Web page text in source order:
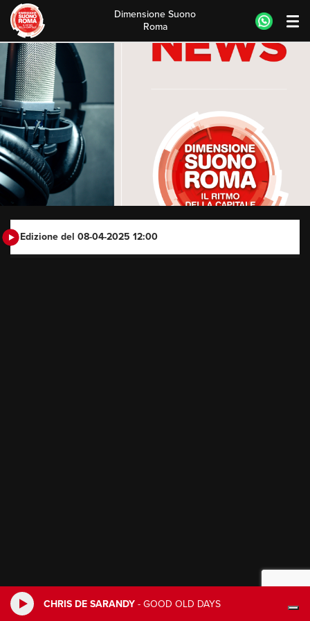
CHRIS DE SARANDY - GOOD OLD DAYS
Skip
to
content
Dimensione Suono
Roma
Edizione del 08-04-2025 12:00